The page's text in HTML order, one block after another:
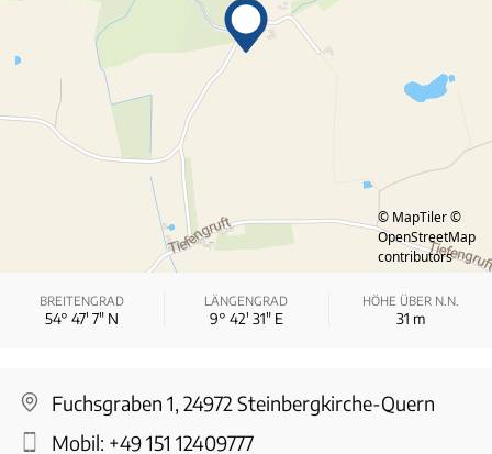
© MapTiler ©
OpenStreetMap
contributors
BREITENGRAD
54° 47′ 7″ N
LÄNGENGRAD
9° 42′ 31″ E
HÖHE ÜBER N.N.
31 m
Fuchsgraben 1, 24972 Steinbergkirche-Quern
Mobil: +49 151 12409777